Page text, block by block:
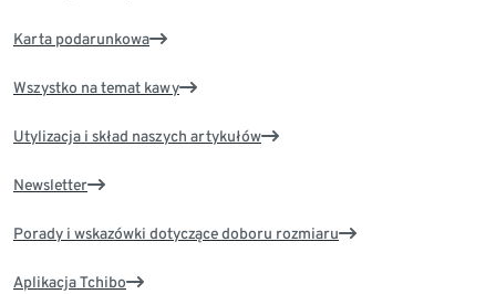
Karta podarunkowa
Wszystko na temat kawy
Utylizacja i skład naszych artykułów
Newsletter
Porady i wskazówki dotyczące doboru rozmiaru
Aplikacja Tchibo